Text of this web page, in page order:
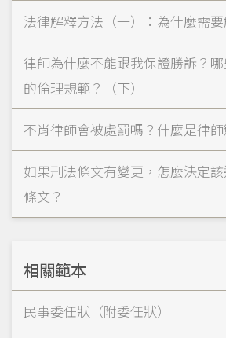
法律解釋方法（一）：為什麼需要
律師為什麼不能跟我保證勝訴？
的倫理規範？（下）
不肖律師會被處罰嗎？什麼是律師
如果刑法條文有變更，怎麼決定
條文？
相關範本
民事委任狀（附委任狀）